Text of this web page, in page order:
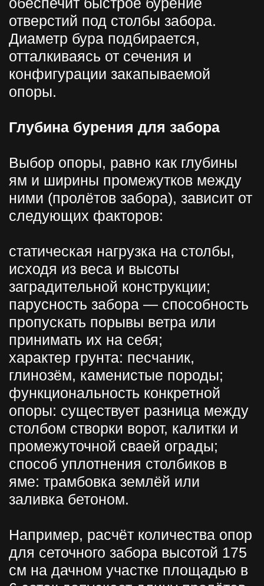
парусность забора — способность
пропускать порывы ветра или
принимать их на себя;
характер грунта: песчаник,
глинозём, каменистые породы;
функциональность конкретной
опоры: существует разница между
столбом створки ворот, калитки и
способ уплотнения столбиков в
яме: трамбовка землёй или
Например, расчёт количества опор
для сеточного забора высотой 175
см на дачном участке площадью в
6 соток допускает длину пролётов
2,5 метра. Кроме этого,
трехметровых ворот и калитки
шириной до 1 метра. Таким
образом, при условии, что участок
прямоугольный 20 × 30 м и не
избежать пограничных столбиков
по углам, потребуется
последовательно пробурить около
40 скважин.
Особенности почвенного покрова
(каменистость) вынуждают
использовать специальные шнеки
для буров. Их лезвия более
устойчивы к механическим
повреждениям и долго не тупятся
при работе в грунтах, насыщенных
обломками абразивных
пород.Такие шнеки
устанавливаются на буровые
установки и завинчиваются также
быстро, как и обычные столбы.
преимущественно с помощью
подобным ямобуров, при этом и
цена на бурение не очень высока.